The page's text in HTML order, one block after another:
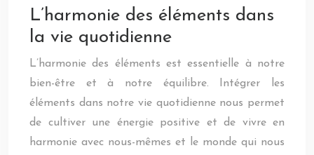
L’harmonie des éléments dans
la vie quotidienne
L’harmonie des éléments est essentielle à notre
bien-être et à notre équilibre. Intégrer les
éléments dans notre vie quotidienne nous permet
de cultiver une énergie positive et de vivre en
harmonie avec nous-mêmes et le monde qui nous